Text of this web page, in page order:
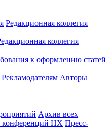
Редакционная коллегия
коллегия
к оформлению статей
Рекламодателям Авторы
Архив всех
конференций НХ Пресс-